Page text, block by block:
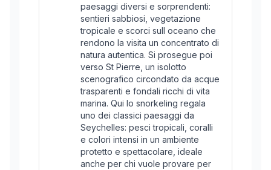
paesaggi diversi e sorprendenti:
sentieri sabbiosi, vegetazione
tropicale e scorci sull oceano che
rendono la visita un concentrato di
natura autentica. Si prosegue poi
verso St Pierre, un isolotto
scenografico circondato da acque
trasparenti e fondali ricchi di vita
marina. Qui lo snorkeling regala
uno dei classici paesaggi da
Seychelles: pesci tropicali, coralli
e colori intensi in un ambiente
protetto e spettacolare, ideale
anche per chi vuole provare per